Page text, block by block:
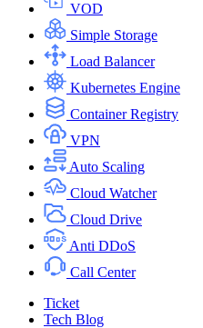
VOD
Simple Storage
Load Balancer
Kubernetes Engine
Container Registry
VPN
Auto Scaling
Cloud Watcher
Cloud Drive
Anti DDoS
Call Center
Ticket
Tech Blog